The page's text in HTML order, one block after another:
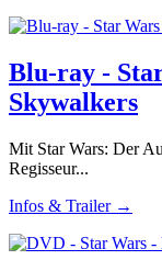
Blu-ray -
Skywalkers
Mit Star Wars: Der
Regisseur...
Infos & Trailer →